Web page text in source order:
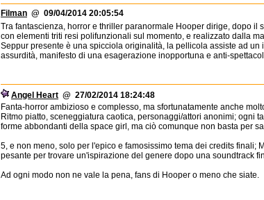
Filman @ 09/04/2014 20:05:54
Tra fantascienza, horror e thriller paranormale Hooper dirige, dopo il
con elementi triti resi polifunzionali sul momento, e realizzato dalla
Seppur presente è una spicciola originalità, la pellicola assiste ad
assurdità, manifesto di una esagerazione inopportuna e anti-
Angel Heart @ 27/02/2014 18:24:48
Fanta-horror ambizioso e complesso, ma sfortunatamente anche
Ritmo piatto, sceneggiatura caotica, personaggi/attori anonimi; ogni
forme abbondanti della space girl, ma ciò comunque non basta per
5, e non meno, solo per l'epico e famosissimo tema dei credits finali;
pesante per trovare un'ispirazione del genere dopo una soundtrack
Ad ogni modo non ne vale la pena, fans di Hooper o meno che siate.